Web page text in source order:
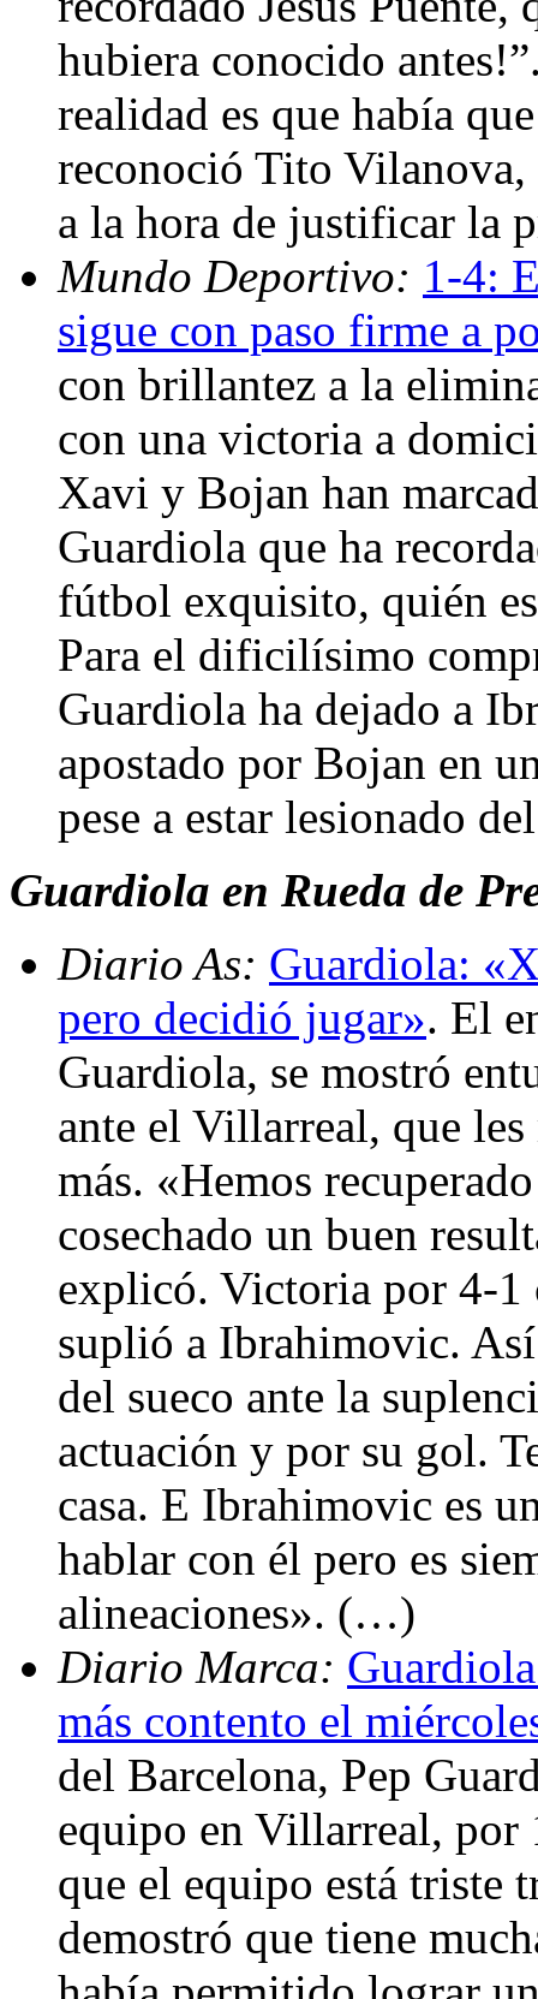
hubiera conocido
realidad es que había
reconoció Tito Vilanova,
a la hora de justificar la
Mundo Deportivo: 1-4:
sigue con paso firme a
con brillantez a la
con una victoria a
Xavi y Bojan han
Guardiola que ha
fútbol exquisito, quién
Para el dificilísimo
Guardiola ha dejado a
apostado por Bojan en
pese a estar lesionado
Guardiola en Rueda de
Diario As: Guardiola:
pero decidió jugar». El
Guardiola, se mostró
ante el Villarreal, que
más. «Hemos
cosechado un buen
explicó. Victoria por 4-1
suplió a Ibrahimovic.
del sueco ante la
actuación y por su gol.
casa. E Ibrahimovic es
hablar con él pero es
alineaciones». (…)
Diario Marca:
más contento el
del Barcelona, Pep
equipo en Villarreal, por
que el equipo está triste
demostró que tiene